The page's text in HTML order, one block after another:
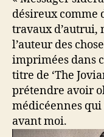
désireux comme
travaux d’autrui,
l’auteur des
imprimées dans
titre de ‘The
prétendre avoir
médicéennes
avant moi.